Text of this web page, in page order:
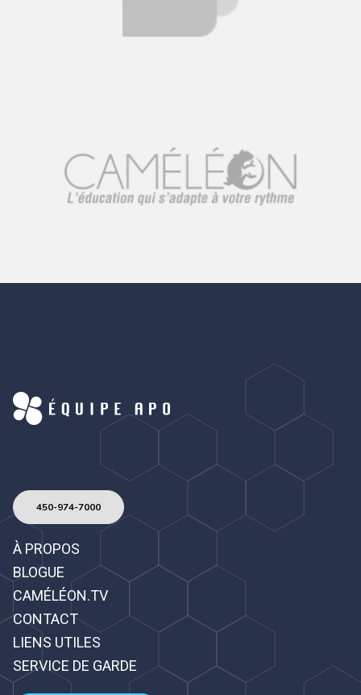
450-974-7000
À PROPOS
BLOGUE
CAMÉLÉON.TV
CONTACT
LIENS UTILES
SERVICE DE GARDE